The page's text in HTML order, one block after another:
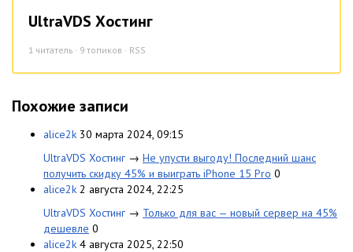
UltraVDS Хостинг
1 читатель · 9 топиков · RSS
Похожие записи
alice2k 30 марта 2024, 09:15
UltraVDS Хостинг → Не упусти выгоду! Последний шанс
получить скидку 45% и выиграть iPhone 15 Pro 0
alice2k 2 августа 2024, 22:25
UltraVDS Хостинг → Только для вас — новый сервер на 45%
дешевле 0
alice2k 4 августа 2025, 22:50